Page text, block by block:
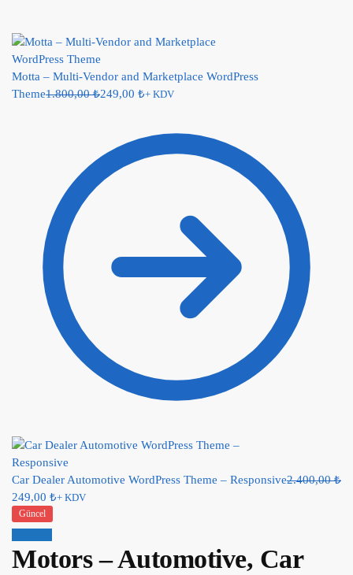
Motta – Multi-Vendor and Marketplace WordPress
Theme1.800,00₺249,00 ₺+ KDV
Car Dealer Automotive WordPress Theme – Responsive2.400,00₺
249,00 ₺+ KDV
Güncel
Motors – Automotive, Car